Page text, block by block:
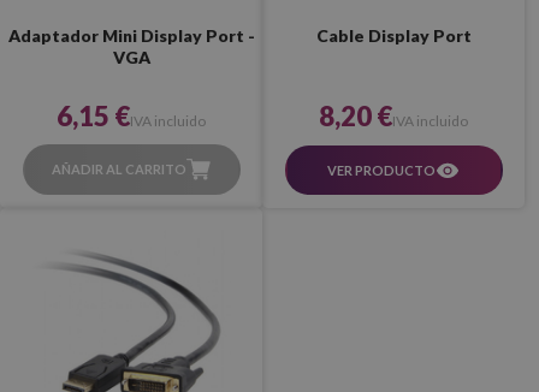
Adaptador Mini Display Port -
VGA
6,15 €IVA incluido
AÑADIR AL CARRITO
Cable Display Port
8,20 €IVA incluido
VER PRODUCTO